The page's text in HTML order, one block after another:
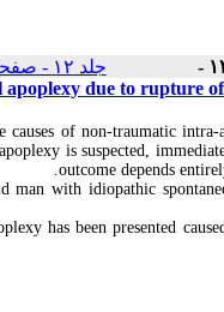
جلد ۱۲ - صفحات ۴۸۱-۴۷۹
due to rupture
of non-traumatic
is suspected,
outcome depends
man with idiopathic
has been presented